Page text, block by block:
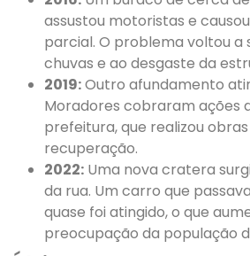
assustou motoristas e
parcial. O problema voltou a
chuvas e ao desgaste da
2019:Outro afundamento
Moradores cobraram ações
prefeitura, que realizou
recuperação.
2022: Uma nova cratera
da rua. Um carro que
quase foi atingido, o que
preocupação da população